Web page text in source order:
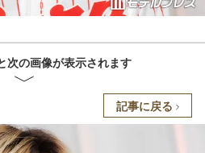
次の画像が表示されます
記事に戻る